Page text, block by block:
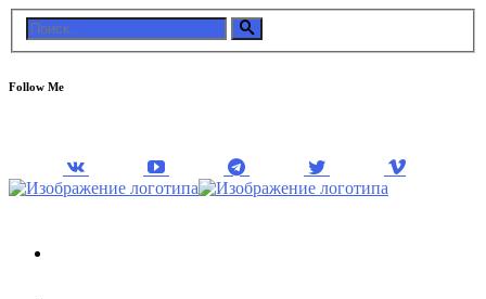
Follow Me